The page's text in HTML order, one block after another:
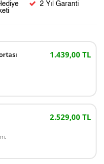
2 Yıl Garanti
1.439,00 TL
2.529,00 TL